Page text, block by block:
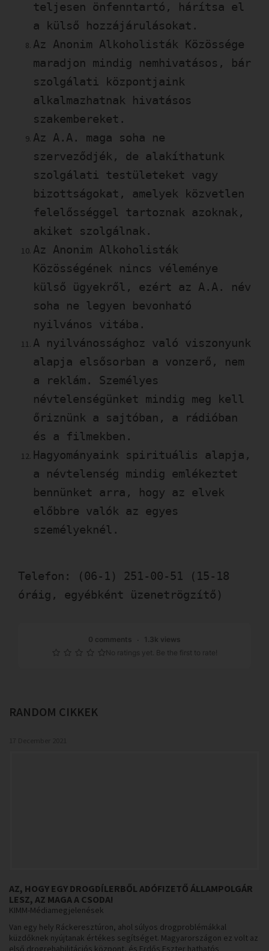
teljesen önfenntartó, hárítsa el
a külső hozzájárulásokat.
Az Anonim Alkoholisták Közössége
maradjon mindig nemhivatásos, bár
szolgálati központjaink
alkalmazhatnak hivatásos
szakembereket.
Az A.A. maga soha ne
szerveződjék, de alakíthatunk
szolgálati testületeket vagy
bizottságokat, amelyek közvetlen
felelősséggel tartoznak azoknak,
akiket szolgálnak.
Az Anonim Alkoholisták
Közösségének nincs véleménye
külső ügyekről, ezért az A.A. név
soha ne legyen bevonható
nyilvános vitába.
A nyilvánossághoz való viszonyunk
alapja elsősorban a vonzerő, nem
a reklám. Személyes
névtelenségünket mindig meg kell
őriznünk a sajtóban, a rádióban
és a filmekben.
Hagyományaink spirituális alapja,
a névtelenség mindig emlékeztet
bennünket arra, hogy az elvek
előbbre valók az egyes
személyeknél.
Telefon: (06-1) 251-00-51 (15-18
óráig, egyébként üzenetrögzítő)
0 comments
1.3k views
No ratings yet. Be the first to rate!
RANDOM CIKKEK
AZ, HOGY EGY DROGDÍLERBŐL ADÓFIZETŐ ÁLLAMPOLGÁR
LESZ, AZ MAGA A CSODA!
KIMM-Médiamegjelenések
Van egy hely Ráckeresztúron, ahol súlyos drogproblémákkal
küzdőknek nyújtanak értékes segítséget. Magyarországon ez volt az
első drogrehabilitációs központ, és Erdős Eszter hathatós